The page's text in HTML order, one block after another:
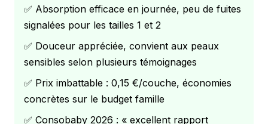
✅ Absorption efficace en journée, peu de fuites
signalées pour les tailles 1 et 2
✅ Douceur appréciée, convient aux peaux
sensibles selon plusieurs témoignages
✅ Prix imbattable : 0,15 €/couche, économies
concrètes sur le budget famille
✅ Consobaby 2026 : « excellent rapport